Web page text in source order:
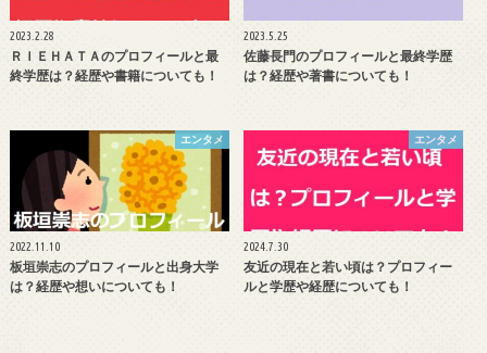
2023.2.28
ＲＩＥＨＡＴＡのプロフィールと最
終学歴は？経歴や書籍についても！
2023.5.25
佐藤長門のプロフィールと最終学歴
は？経歴や著書についても！
エンタメ
2022.11.10
板垣崇志のプロフィールと出身大学
は？経歴や想いについても！
エンタメ
2024.7.30
友近の現在と若い頃は？プロフィー
ルと学歴や経歴についても！